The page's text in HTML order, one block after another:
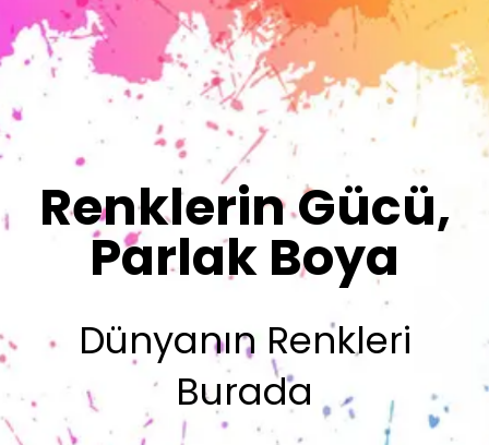
Renklerimiz
Sizin İmzanız
Olsun